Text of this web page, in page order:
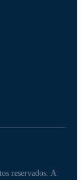
reservados. A